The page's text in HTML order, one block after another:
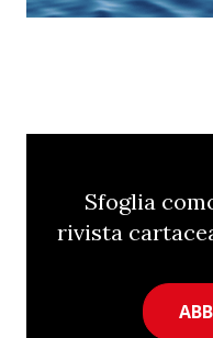
Sfoglia
rivista